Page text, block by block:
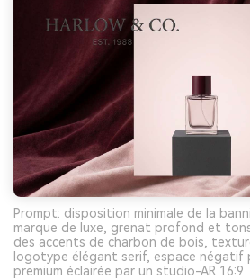
Prompt: disposition minimale de la
marque de luxe, grenat profond et
des accents de charbon de bois,
logotype élégant serif, espace négatif
premium éclairée par un studio-AR 16:9